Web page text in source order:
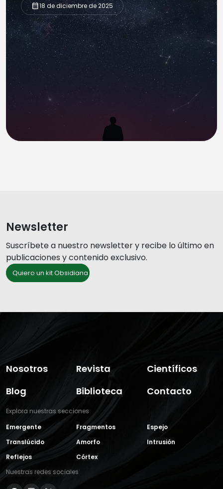
calendar_month18 de diciembre de 2025
Newsletter
Suscríbete a nuestro newsletter y recibe lo último en
publicaciones y contenido exclusivo.
Quiero un kit Obsidiana
Nosotros Revista
Científicos
Blog
Biblioteca Contacto
Explora nuestras secciones
Emergente
Fragmentos
Espejo
Translúcido
Amorfo
Intrusión
Reflejos
Córtex
Nuestras redes sociales